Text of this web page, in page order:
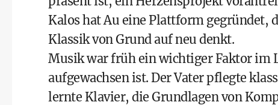
Kalos hat Au eine Plattform gegründet,
Klassik von Grund auf neu denkt.
Musik war früh ein wichtiger Faktor im
aufgewachsen ist. Der Vater pflegte
lernte Klavier, die Grundlagen von